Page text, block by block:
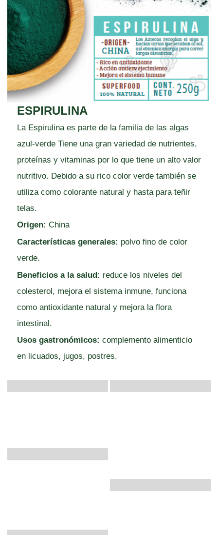
ESPIRULINA
La Espirulina es parte de la familia de las algas
azul-verde Tiene una gran variedad de nutrientes,
proteínas y vitaminas por lo que tiene un alto valor
nutritivo. Debido a su rico color verde también se
utiliza como colorante natural y hasta para teñir
telas.
Origen: China
Características generales: polvo fino de color
verde.
Beneficios a la salud: reduce los niveles del
colesterol, mejora el sistema inmune, funciona
como antioxidante natural y mejora la flora
intestinal.
Usos gastronómicos: complemento alimenticio
en licuados, jugos, postres.